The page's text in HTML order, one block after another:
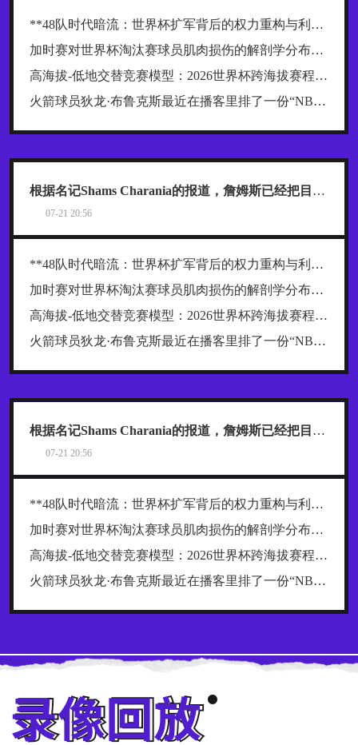
**48队时代暗流：世界杯扩军背后的权力重构与利益争夺战**
加时赛对世界杯淘汰赛球员肌肉损伤的解剖学分布规律及关键诱因探究
高海拔-低地交替竞赛模型：2026世界杯跨海拔赛程的生理极限阈值与恢复窗口分析
火箭球员狄龙·布鲁克斯最近在播客里排了一份“NBA五大抱怨大王”榜单，名单一出来，球迷就炸了
根据名记Shams Charania的报道，詹姆斯已经把目标范围缩小到了热火、骑士和76人这三支东部球队
07-21 20:56
**48队时代暗流：世界杯扩军背后的权力重构与利益争夺战**
加时赛对世界杯淘汰赛球员肌肉损伤的解剖学分布规律及关键诱因探究
高海拔-低地交替竞赛模型：2026世界杯跨海拔赛程的生理极限阈值与恢复窗口分析
火箭球员狄龙·布鲁克斯最近在播客里排了一份“NBA五大抱怨大王”榜单，名单一出来，球迷就炸了
根据名记Shams Charania的报道，詹姆斯已经把目标范围缩小到了热火、骑士和76人这三支东部球队
07-21 20:56
**48队时代暗流：世界杯扩军背后的权力重构与利益争夺战**
加时赛对世界杯淘汰赛球员肌肉损伤的解剖学分布规律及关键诱因探究
高海拔-低地交替竞赛模型：2026世界杯跨海拔赛程的生理极限阈值与恢复窗口分析
火箭球员狄龙·布鲁克斯最近在播客里排了一份“NBA五大抱怨大王”榜单，名单一出来，球迷就炸了